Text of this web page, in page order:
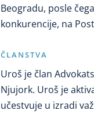
Beogradu, posle
konkurencije, na
ČLANSTVA
Uroš je član
Njujork. Uroš je
učestvuje u izradi